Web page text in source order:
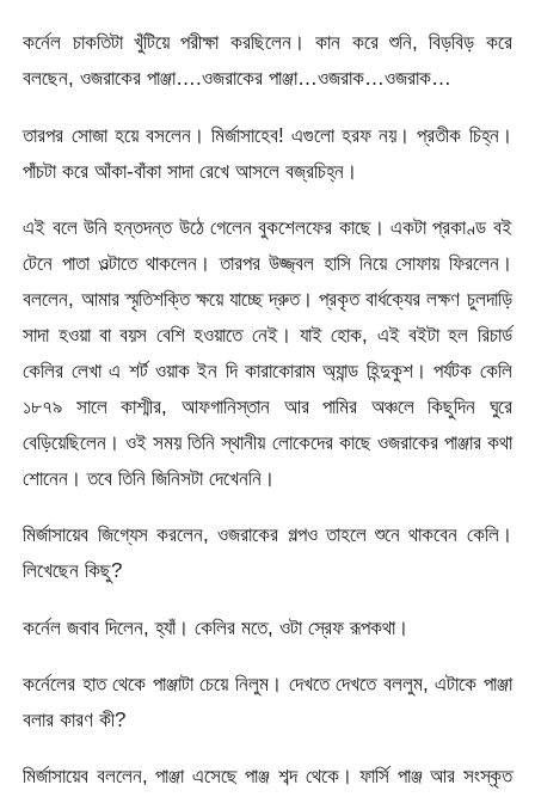
কর্নেল চাকতিটা খুঁটিয়ে পরীক্ষা করছিলেন। কান করে শুনি, বিড়বিড় করে
বলছেন, ওজরাকের পাঞ্জা….ওজরাকের পাঞ্জা…ওজরাক…ওজরাক…
তারপর সোজা হয়ে বসলেন। মির্জাসাহেব! এগুলো হরফ নয়। প্রতীক চিহ্ন।
পাঁচটা করে আঁকা-বাঁকা সাদা রেখে আসলে বজ্রচিহ্ন।
এই বলে উনি হন্তদন্ত উঠে গেলেন বুকশেলফের কাছে। একটা প্রকাণ্ড বই
টেনে পাতা ওল্টাতে থাকলেন। তারপর উজ্জ্বল হাসি নিয়ে সোফায় ফিরলেন।
বললেন, আমার স্মৃতিশক্তি ক্ষয়ে যাচ্ছে দ্রুত। প্রকৃত বার্ধক্যের লক্ষণ চুলদাড়ি
সাদা হওয়া বা বয়স বেশি হওয়াতে নেই। যাই হোক, এই বইটা হল রিচার্ড
কেলির লেখা এ শর্ট ওয়াক ইন দি কারাকোরাম অ্যান্ড হিন্দুকুশ। পর্যটক কেলি
১৮৭৯ সালে কাশ্মীর, আফগানিস্তান আর পামির অঞ্চলে কিছুদিন ঘুরে
বেড়িয়েছিলেন। ওই সময় তিনি স্থানীয় লোকেদের কাছে ওজরাকের পাঞ্জার কথা
শোনেন। তবে তিনি জিনিসটা দেখেননি।
মির্জাসায়েব জিগ্যেস করলেন, ওজরাকের গল্পও তাহলে শুনে থাকবেন কেলি।
লিখেছেন কিছু?
কর্নেল জবাব দিলেন, হ্যাঁ। কেলির মতে, ওটা স্রেফ রূপকথা।
কর্নেলের হাত থেকে পাঞ্জাটা চেয়ে নিলুম। দেখতে দেখতে বললুম, এটাকে পাঞ্জা
বলার কারণ কী?
মির্জাসায়েব বললেন, পাঞ্জা এসেছে পাঞ্জ শব্দ থেকে। ফার্সি পাঞ্জ আর সংস্কৃত